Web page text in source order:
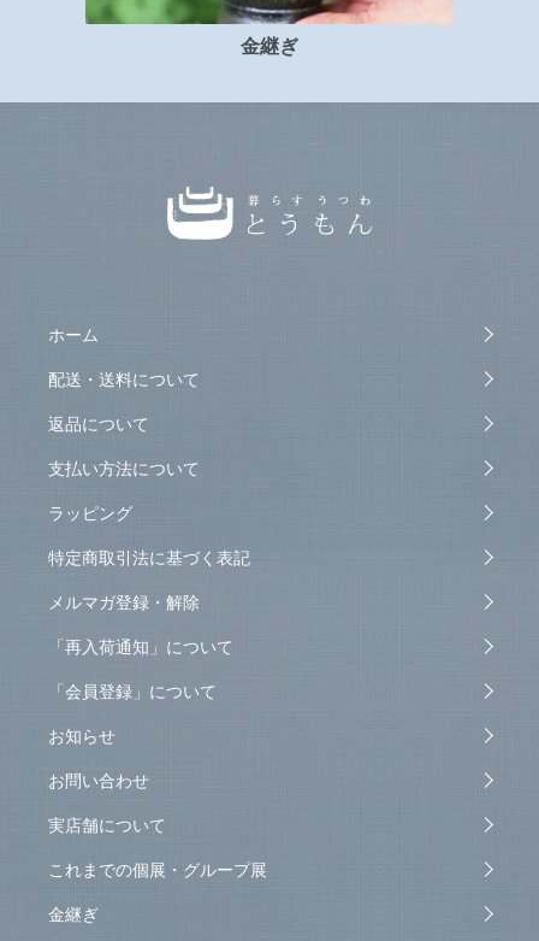
金継ぎ
ホーム
配送・送料について
返品について
支払い方法について
ラッピング
特定商取引法に基づく表記
メルマガ登録・解除
「再入荷通知」について
「会員登録」について
お知らせ
お問い合わせ
実店舗について
これまでの個展・グループ展
金継ぎ